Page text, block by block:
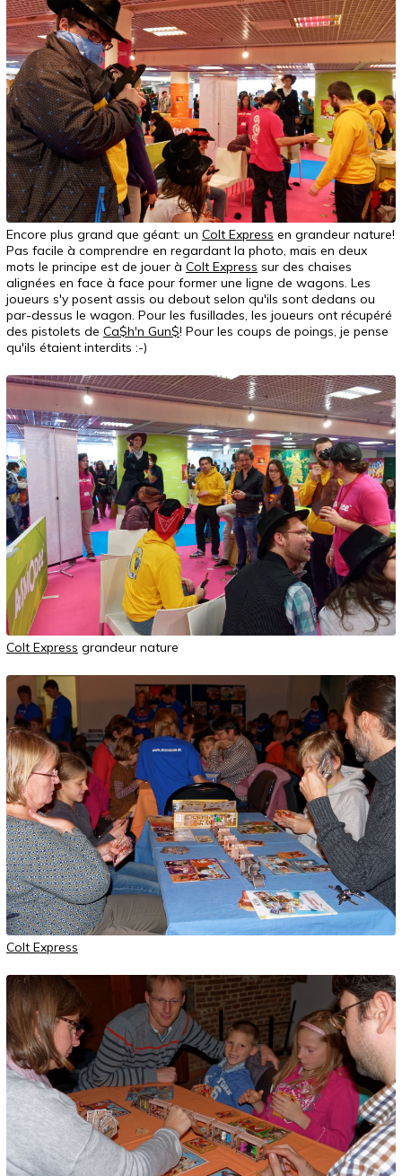
Encore plus grand que géant: un Colt Express en grandeur nature!
Pas facile à comprendre en regardant la photo, mais en deux
mots le principe est de jouer à Colt Express sur des chaises
alignées en face à face pour former une ligne de wagons. Les
joueurs s'y posent assis ou debout selon qu'ils sont dedans ou
par-dessus le wagon. Pour les fusillades, les joueurs ont récupéré
des pistolets de Ca$h'n Gun$! Pour les coups de poings, je pense
qu'ils étaient interdits :-)
Colt Express grandeur nature
Colt Express